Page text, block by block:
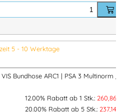
HIGH VIS Bundhose ARC1 PSA 3
5 - 10 Werktage
Bundhose ARC1 | PSA 3 Multinorm /
12.00% Rabatt ab 1 Stk.: 260,86
20.00% Rabatt ab 5 Stk.: 237,14